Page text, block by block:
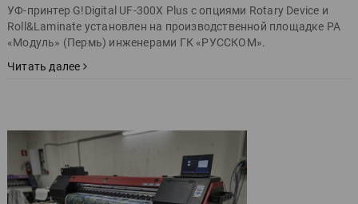
УФ-принтер G!Digital UF-300X Plus с опциями Rotary Device и
Roll&Laminate установлен на производственной площадке РА
«Модуль» (Пермь) инженерами ГК «РУССКОМ».
Читать далее